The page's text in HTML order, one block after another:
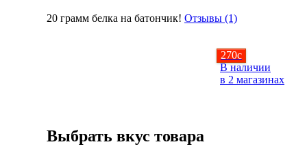
270c
В наличии
в 2 магазинах
20 грамм белка на батончик! Отзывы (1)
Выбрать вкус товара